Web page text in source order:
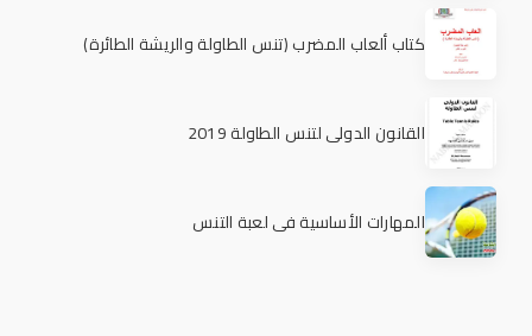
كتاب ألعاب المضرب (تنس الطاولة والريشة الطائرة)
القانون الدولي لتنس الطاولة 2019
المهارات الأساسية في لعبة التنس